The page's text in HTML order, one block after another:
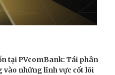
tại PVcomBank: Tái phân
vào những lĩnh vực cốt lõi